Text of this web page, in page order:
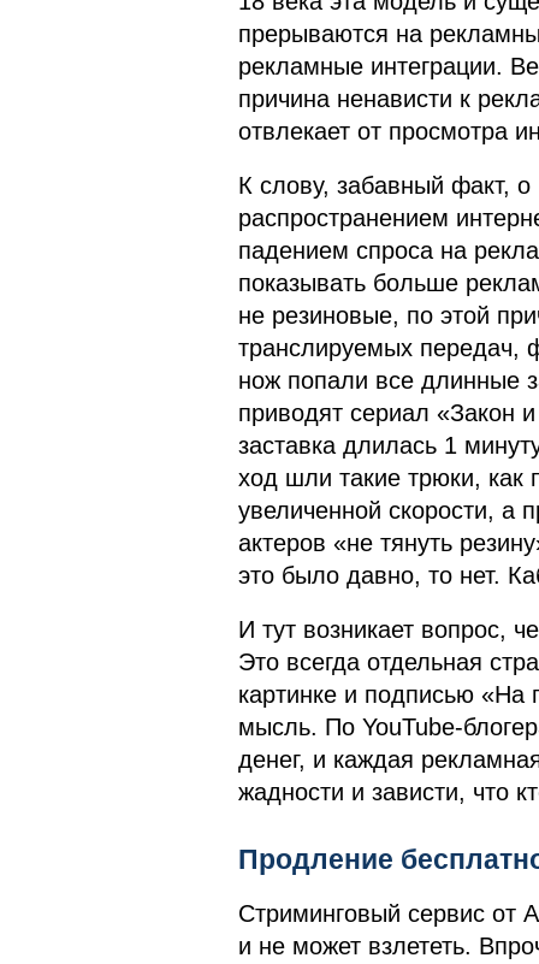
прерываются на
рекламные интеграции.
причина ненависти к
отвлекает от просмотра
К слову, забавный факт,
распространением
падением спроса на
показывать больше
не резиновые, по этой
транслируемых передач,
нож попали все длинные
приводят сериал «Закон
заставка длилась 1
ход шли такие трюки, как
увеличенной скорости, а
актеров «не тянуть
это было давно, то нет.
И тут возникает вопрос,
Это всегда отдельная
картинке и подписью «На
мысль. По YouTube-
денег, и каждая
жадности и зависти, что
Продление
Стриминговый сервис от
и не может взлететь.